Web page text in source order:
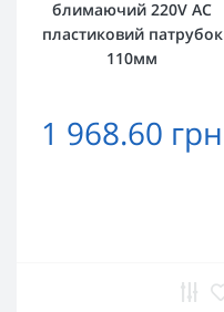
блимаючий 220V AC
пластиковий патрубок
110мм
1 968.60 грн